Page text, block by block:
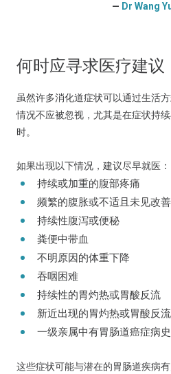
— Dr Wang
何时应寻求医疗建议
虽然许多消化道症状可以通过生活
情况不应被忽视，尤其是在症状持
时。
如果出现以下情况，建议尽早就医：
持续或加重的腹部疼痛
频繁的腹胀或不适且未见改善
持续性腹泻或便秘
粪便中带血
不明原因的体重下降
吞咽困难
持续性的胃灼热或胃酸反流
新近出现的胃灼热或胃酸反流
一级亲属中有胃肠道癌症病史
这些症状可能与潜在的胃肠道疾病